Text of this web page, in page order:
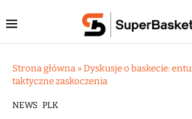
Strona główna »Dyskusje o baskecie:
taktyczne zaskoczenia
NEWS PLK